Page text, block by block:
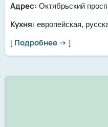
Адрес: Октябрьский
Кухня: европейская,
[ Подробнее → ]